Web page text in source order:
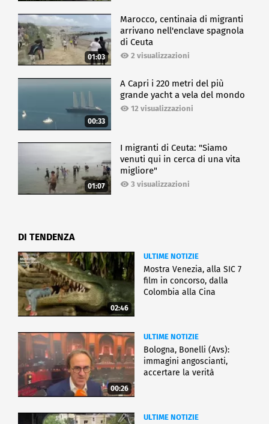
01:03
Marocco, centinaia di migranti
arrivano nell'enclave spagnola
di Ceuta
2 visualizzazioni
00:33
A Capri i 220 metri del più
grande yacht a vela del mondo
12 visualizzazioni
01:07
I migranti di Ceuta: "Siamo
venuti qui in cerca di una vita
migliore"
3 visualizzazioni
DI TENDENZA
02:46
ULTIME NOTIZIE
Mostra Venezia, alla SIC 7
film in concorso, dalla
Colombia alla Cina
00:26
ULTIME NOTIZIE
Bologna, Bonelli (Avs):
immagini angoscianti,
accertare la verità
ULTIME NOTIZIE